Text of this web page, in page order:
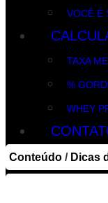
VOCÊ É
TAXA
%
WHEY
Conteúdo / Dicas